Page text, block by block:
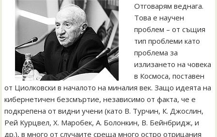
Отговарям веднага.
Това е научен
проблем – от същия
тип проблеми като
проблема за
излизането на човека
в Космоса, поставен
от Циолковски в началото на миналия век. Защо идеята на
кибернетичен безсмъртие, независимо от факта, че е
подкрепена от видни учени (като В. Турчин, К. Джослин,
Рей Курцвел, Х. Mаробек, А. Болонкин, В. Бейнбридж, и
др.), в много от случаите среща много остро отрицания